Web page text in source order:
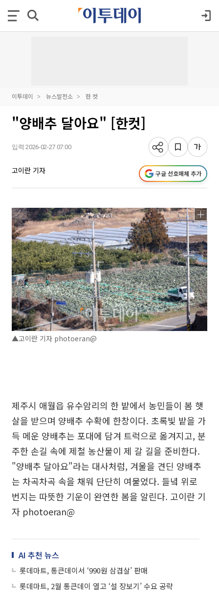
이투데이 뉴스발전소 한 컷
"양배추 달아요" [한컷]
입력 2026-02-27 07:00
고이란 기자 구글 선호매체 추가
▲고이란 기자 photoeran@
제주시 애월읍 유수암리의 한 밭에서 농민들이 봄 햇
살을 받으며 양배추 수확에 한창이다. 초록빛 밭을 가
득 메운 양배추는 포대에 담겨 트럭으로 옮겨지고, 분
주한 손길 속에 제철 농산물이 제 갈 길을 준비한다.
"양배추 달아요"라는 대사처럼, 겨울을 견딘 양배추
는 차곡차곡 속을 채워 단단히 여물었다. 들녘 위로
번지는 따뜻한 기운이 완연한 봄을 알린다. 고이란 기
자 photoeran@
AI 추천 뉴스
롯데마트, 통큰데이서 ‘990원 삼겹살’ 판매
롯데마트, 2월 통큰데이 열고 ‘설 장보기’ 수요 공략